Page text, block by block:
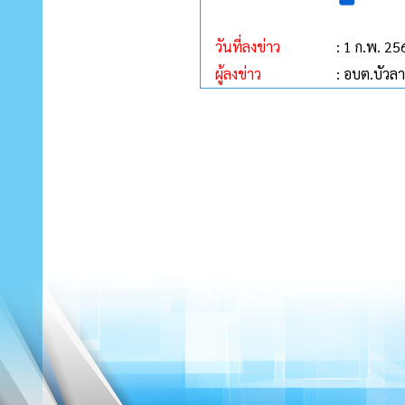
วันที่ลงข่าว
: 1 ก.พ.
ผู้ลงข่าว
: อบต.บัวล